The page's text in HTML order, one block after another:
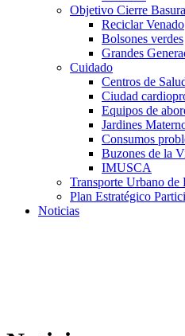
Objetivo Cierre
Reciclar Venado
Bolsones verdes
Grandes
Cuidado
Centros de
Ciudad
Equipos de
Jardines
Consumos
Buzones de la
IMUSCA
Transporte Urbano de
Plan Estratégico
Noticias